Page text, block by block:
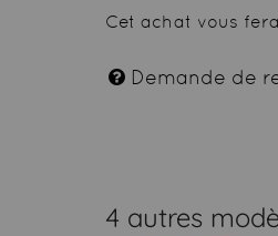
Cet achat vous
Demande de
4 autres